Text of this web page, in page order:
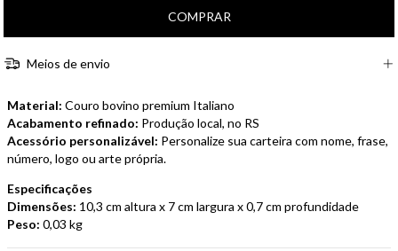
Meios de envio
Material: Couro bovino premium Italiano
Acabamento refinado: Produção local, no RS
Acessório personalizável: Personalize sua carteira com nome, frase,
número, logo ou arte própria.
Especificações
Dimensões: 10,3 cm altura x 7 cm largura x 0,7 cm profundidade
Peso: 0,03 kg